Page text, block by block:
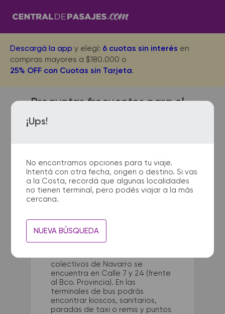
Descargá la app y elegí: 6 cuotas sin interés en
compras mayores a $180.000 o
25% OFF con Cuotas sin Tarjeta.
¡Ups!
No encontramos opciones para tu viaje.
Intentá con otra fecha, origen o destino. Si vas
a la Costa, recordá que algunas localidades
no tienen terminal, pero podés viajar a la más
cercana.
NUEVA BÚSQUEDA
Preguntas frecuentes para el
viaje desde Pinamar a
Navarro
¿Dónde quedan las
terminales de micro de
Pinamar a Navarro?
La terminal de ómnibus de
colectivos de Navarro se
encuentra en Calle 7 y 24 (frente
al Bco. Provincia). En las
terminales de bus podrás
encontrar kioscos, sanitarios,
paradas de taxi o remis y puntos